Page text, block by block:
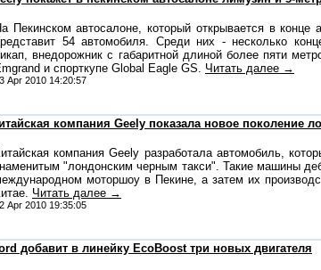
Пекинском автосалоне, который открывается в конце
54 автомобиля. Среди них - несколько
внедорожник с габаритной длиной более пяти
и спорткупе Global Eagle GS. Читать далее →
Apr 2010 14:20:57
компания Geely показала новое поколение
компания Geely разработала автомобиль,
"лондонским черным такси". Такие машины
моторшоу в Пекине, а затем их
Читать далее →
Apr 2010 19:35:05
добавит в линейку EcoBoost три новых двигателя